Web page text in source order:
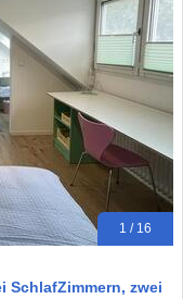
1 / 16
SchlafZimmern, zwei